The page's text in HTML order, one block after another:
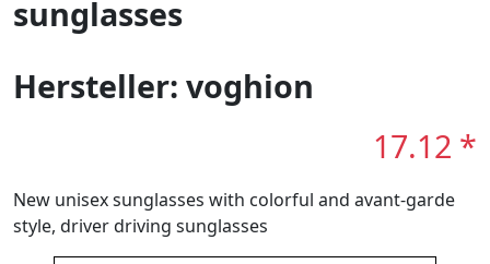
sunglasses
Hersteller: voghion
17.12 *
New unisex sunglasses with colorful and avant-garde
style, driver driving sunglasses